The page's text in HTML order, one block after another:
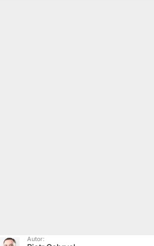
Autor: